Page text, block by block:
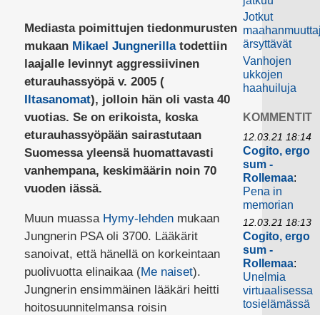
Mediasta poimittujen tiedonmurusten
mukaan Mikael Jungnerillatodettiin
laajalle levinnyt aggressiivinen
eturauhassyöpä v. 2005 (
Iltasanomat), jolloin hän oli vasta 40
vuotias. Se on erikoista, koska
eturauhassyöpään sairastutaan
Suomessa yleensä huomattavasti
vanhempana, keskimäärin noin 70
vuoden iässä.
Muun muassa Hymy-lehdenmukaan
Jungnerin PSA oli 3700. Lääkärit
sanoivat, että hänellä on korkeintaan
puolivuotta elinaikaa (Me naiset).
Jungnerin ensimmäinen lääkäri heitti
hoitosuunnitelmansa roisin
Jotkut
ärsyttävät
Vanhojen
ukkojen
haahuiluja
KOMMENTIT
12.03.21 18:14
Cogito, ergo
sum -
Rollemaa:
Pena in
memorian
12.03.21 18:13
Cogito, ergo
sum -
Rollemaa:
Unelmia
virtuaalisessa
tosielämässä